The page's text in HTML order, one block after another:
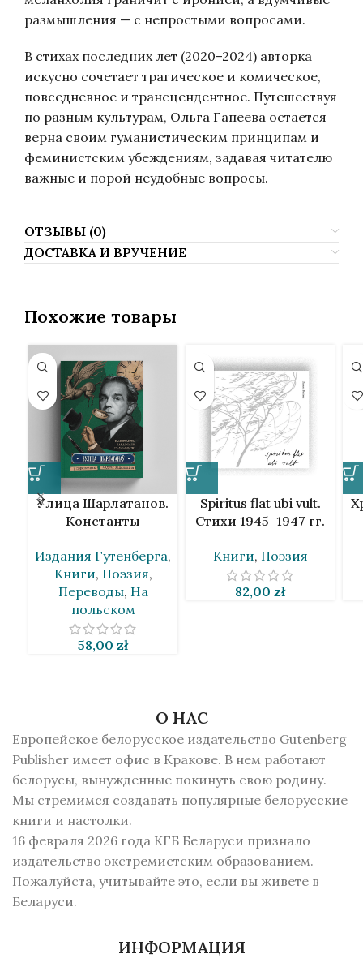
размышления — с непростыми вопросами.
В стихах последних лет (2020–2024) авторка
искусно сочетает трагическое и комическое,
повседневное и трансцендентное. Путешествуя
по разным культурам, Ольга Гапеева остается
верна своим гуманистическим принципам и
феминистским убеждениям, задавая читателю
важные и порой неудобные вопросы.
ОТЗЫВЫ (0)
ДОСТАВКА И ВРУЧЕНИЕ
Похожие товары
Улица Шарлатанов.
Константы
Галчинский в
переводах Андрея
Хадановича
Издания Гутенберга,
Книги, Поэзия,
Переводы, На
польском
58,00 zł
Spiritus flat ubi vult.
Стихи 1945–1947 гг.
Книги, Поэзия
82,00 zł
О НАС
Европейское белорусское издательство Gutenberg
Publisher имеет офис в Кракове. В нем работают
белорусы, вынужденные покинуть свою родину.
Мы стремимся создавать популярные белорусские
книги и настолки.
16 февраля 2026 года КГБ Беларуси признало
издательство экстремистским образованием.
Пожалуйста, учитывайте это, если вы живете в
Беларуси.
ИНФОРМАЦИЯ